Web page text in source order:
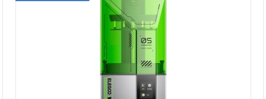
Elegoo Mercury Plus V3.0
Patobulintas dydis, kad būtų didesnė talpa Naujovinkite į
Mercury Plus V3.0, kad padidintumėte pajėgumą ir